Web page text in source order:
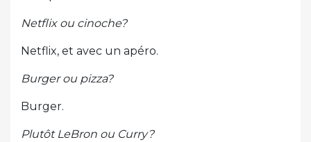
Netflix ou cinoche?
Netflix, et avec un apéro.
Burger ou pizza?
Burger.
Plutôt LeBron ou Curry?